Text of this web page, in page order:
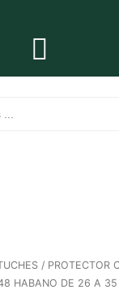
Main
Menu
/ PROTECTOR
HABANO DE 26 A 35